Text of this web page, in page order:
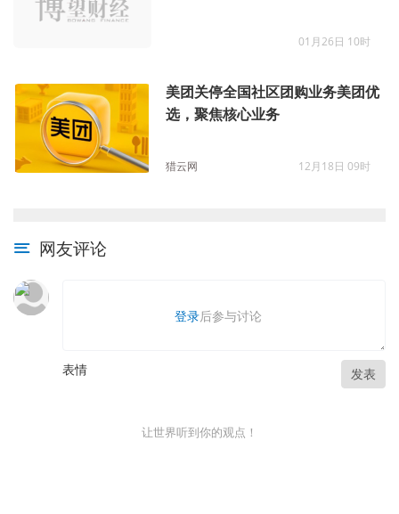
01月26日 10时
美团关停全国社区团购业务美团优
选，聚焦核心业务
猎云网 12月18日 09时
网友评论
登录后参与讨论
表情 发表
让世界听到你的观点！